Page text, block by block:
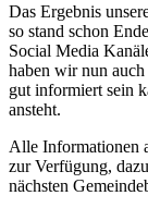
Das Ergebnis
so stand schon
Social Media
haben wir nun
gut informiert sein
ansteht.
Alle Informationen
zur Verfügung,
nächsten